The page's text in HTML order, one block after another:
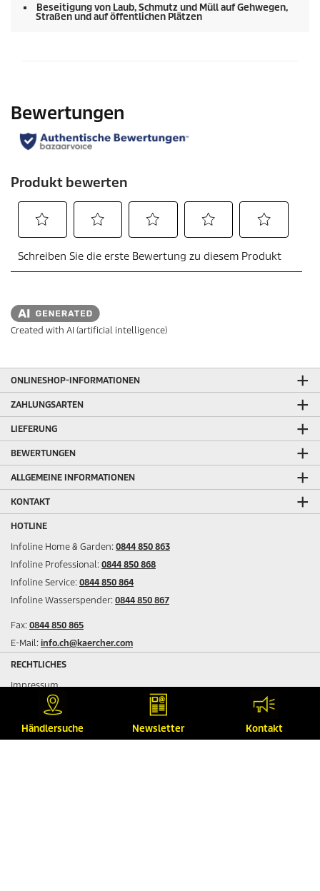
Beseitigung von Laub, Schmutz und Müll auf Gehwegen,
Straßen und auf öffentlichen Plätzen
Händlersuche Newsletter Kontakt
Created with AI (artificial intelligence)
ONLINESHOP-INFORMATIONEN
ZAHLUNGSARTEN
LIEFERUNG
BEWERTUNGEN
ALLGEMEINE INFORMATIONEN
KONTAKT
HOTLINE
Infoline Home & Garden: 0844 850 863
Infoline Professional: 0844 850 868
Infoline Service: 0844 850 864
Infoline Wasserspender: 0844 850 867
Fax: 0844 850 865
E-Mail: info.ch@kaercher.com
RECHTLICHES
Impressum
Datenschutz
Sitemap